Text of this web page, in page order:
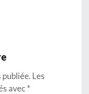
Les
avec *